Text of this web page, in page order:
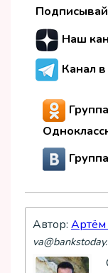
Наш
Канал
Группа
Автор: Артём